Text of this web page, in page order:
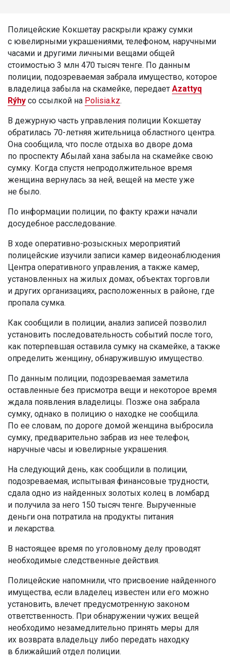
Полицейские Кокшетау раскрыли кражу сумки
с ювелирными украшениями, телефоном, наручными
часами и другими личными вещами общей
стоимостью 3 млн 470 тысяч тенге. По данным
полиции, подозреваемая забрала имущество, которое
владелица забыла на скамейке, передает Azattyq
Rýhy со ссылкой на Polisia.kz.
В дежурную часть управления полиции Кокшетау
обратилась 70-летняя жительница областного центра.
Она сообщила, что после отдыха во дворе дома
по проспекту Абылай хана забыла на скамейке свою
сумку. Когда спустя непродолжительное время
женщина вернулась за ней, вещей на месте уже
не было.
По информации полиции, по факту кражи начали
досудебное расследование.
В ходе оперативно-розыскных мероприятий
полицейские изучили записи камер видеонаблюдения
Центра оперативного управления, а также камер,
установленных на жилых домах, объектах торговли
и других организациях, расположенных в районе, где
пропала сумка.
Как сообщили в полиции, анализ записей позволил
установить последовательность событий после того,
как потерпевшая оставила сумку на скамейке, а также
определить женщину, обнаружившую имущество.
По данным полиции, подозреваемая заметила
оставленные без присмотра вещи и некоторое время
ждала появления владелицы. Позже она забрала
сумку, однако в полицию о находке не сообщила.
По ее словам, по дороге домой женщина выбросила
сумку, предварительно забрав из нее телефон,
наручные часы и ювелирные украшения.
На следующий день, как сообщили в полиции,
подозреваемая, испытывая финансовые трудности,
сдала одно из найденных золотых колец в ломбард
и получила за него 150 тысяч тенге. Вырученные
деньги она потратила на продукты питания
и лекарства.
В настоящее время по уголовному делу проводят
необходимые следственные действия.
Полицейские напомнили, что присвоение найденного
имущества, если владелец известен или его можно
установить, влечет предусмотренную законом
ответственность. При обнаружении чужих вещей
необходимо незамедлительно принять меры для
их возврата владельцу либо передать находку
в ближайший отдел полиции.